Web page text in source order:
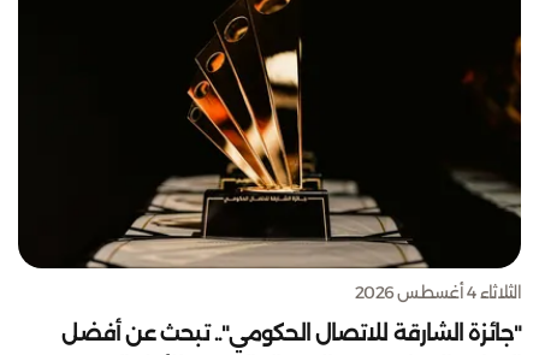
الثلاثاء 4 أغسطس 2026
"جائزة الشارقة للاتصال الحكومي".. تبحث عن أفضل